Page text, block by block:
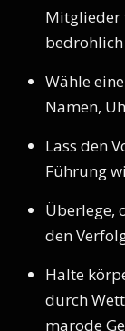
Mitglieder
Wähle
Namen,
Lass den
Führung
Überlege,
den
Halte
durch
marode